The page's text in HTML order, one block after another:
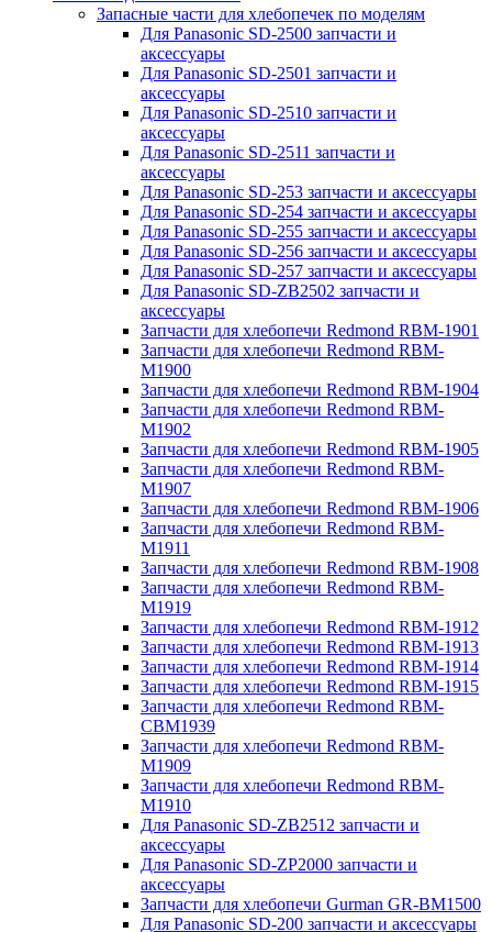
Запасные части для хлебопечек по моделям
Для Panasonic SD-2500 запчасти и
аксессуары
Для Panasonic SD-2501 запчасти и
аксессуары
Для Panasonic SD-2510 запчасти и
аксессуары
Для Panasonic SD-2511 запчасти и
аксессуары
Для Panasonic SD-253 запчасти и аксессуары
Для Panasonic SD-254 запчасти и аксессуары
Для Panasonic SD-255 запчасти и аксессуары
Для Panasonic SD-256 запчасти и аксессуары
Для Panasonic SD-257 запчасти и аксессуары
Для Panasonic SD-ZB2502 запчасти и
аксессуары
Запчасти для хлебопечи Redmond RBM-1901
Запчасти для хлебопечи Redmond RBM-
M1900
Запчасти для хлебопечи Redmond RBM-1904
Запчасти для хлебопечи Redmond RBM-
M1902
Запчасти для хлебопечи Redmond RBM-1905
Запчасти для хлебопечи Redmond RBM-
M1907
Запчасти для хлебопечи Redmond RBM-1906
Запчасти для хлебопечи Redmond RBM-
M1911
Запчасти для хлебопечи Redmond RBM-1908
Запчасти для хлебопечи Redmond RBM-
M1919
Запчасти для хлебопечи Redmond RBM-1912
Запчасти для хлебопечи Redmond RBM-1913
Запчасти для хлебопечи Redmond RBM-1914
Запчасти для хлебопечи Redmond RBM-1915
Запчасти для хлебопечи Redmond RBM-
CBM1939
Запчасти для хлебопечи Redmond RBM-
M1909
Запчасти для хлебопечи Redmond RBM-
M1910
Для Panasonic SD-ZB2512 запчасти и
аксессуары
Для Panasonic SD-ZP2000 запчасти и
аксессуары
Запчасти для хлебопечи Gurman GR-BM1500
Для Panasonic SD-200 запчасти и аксессуары